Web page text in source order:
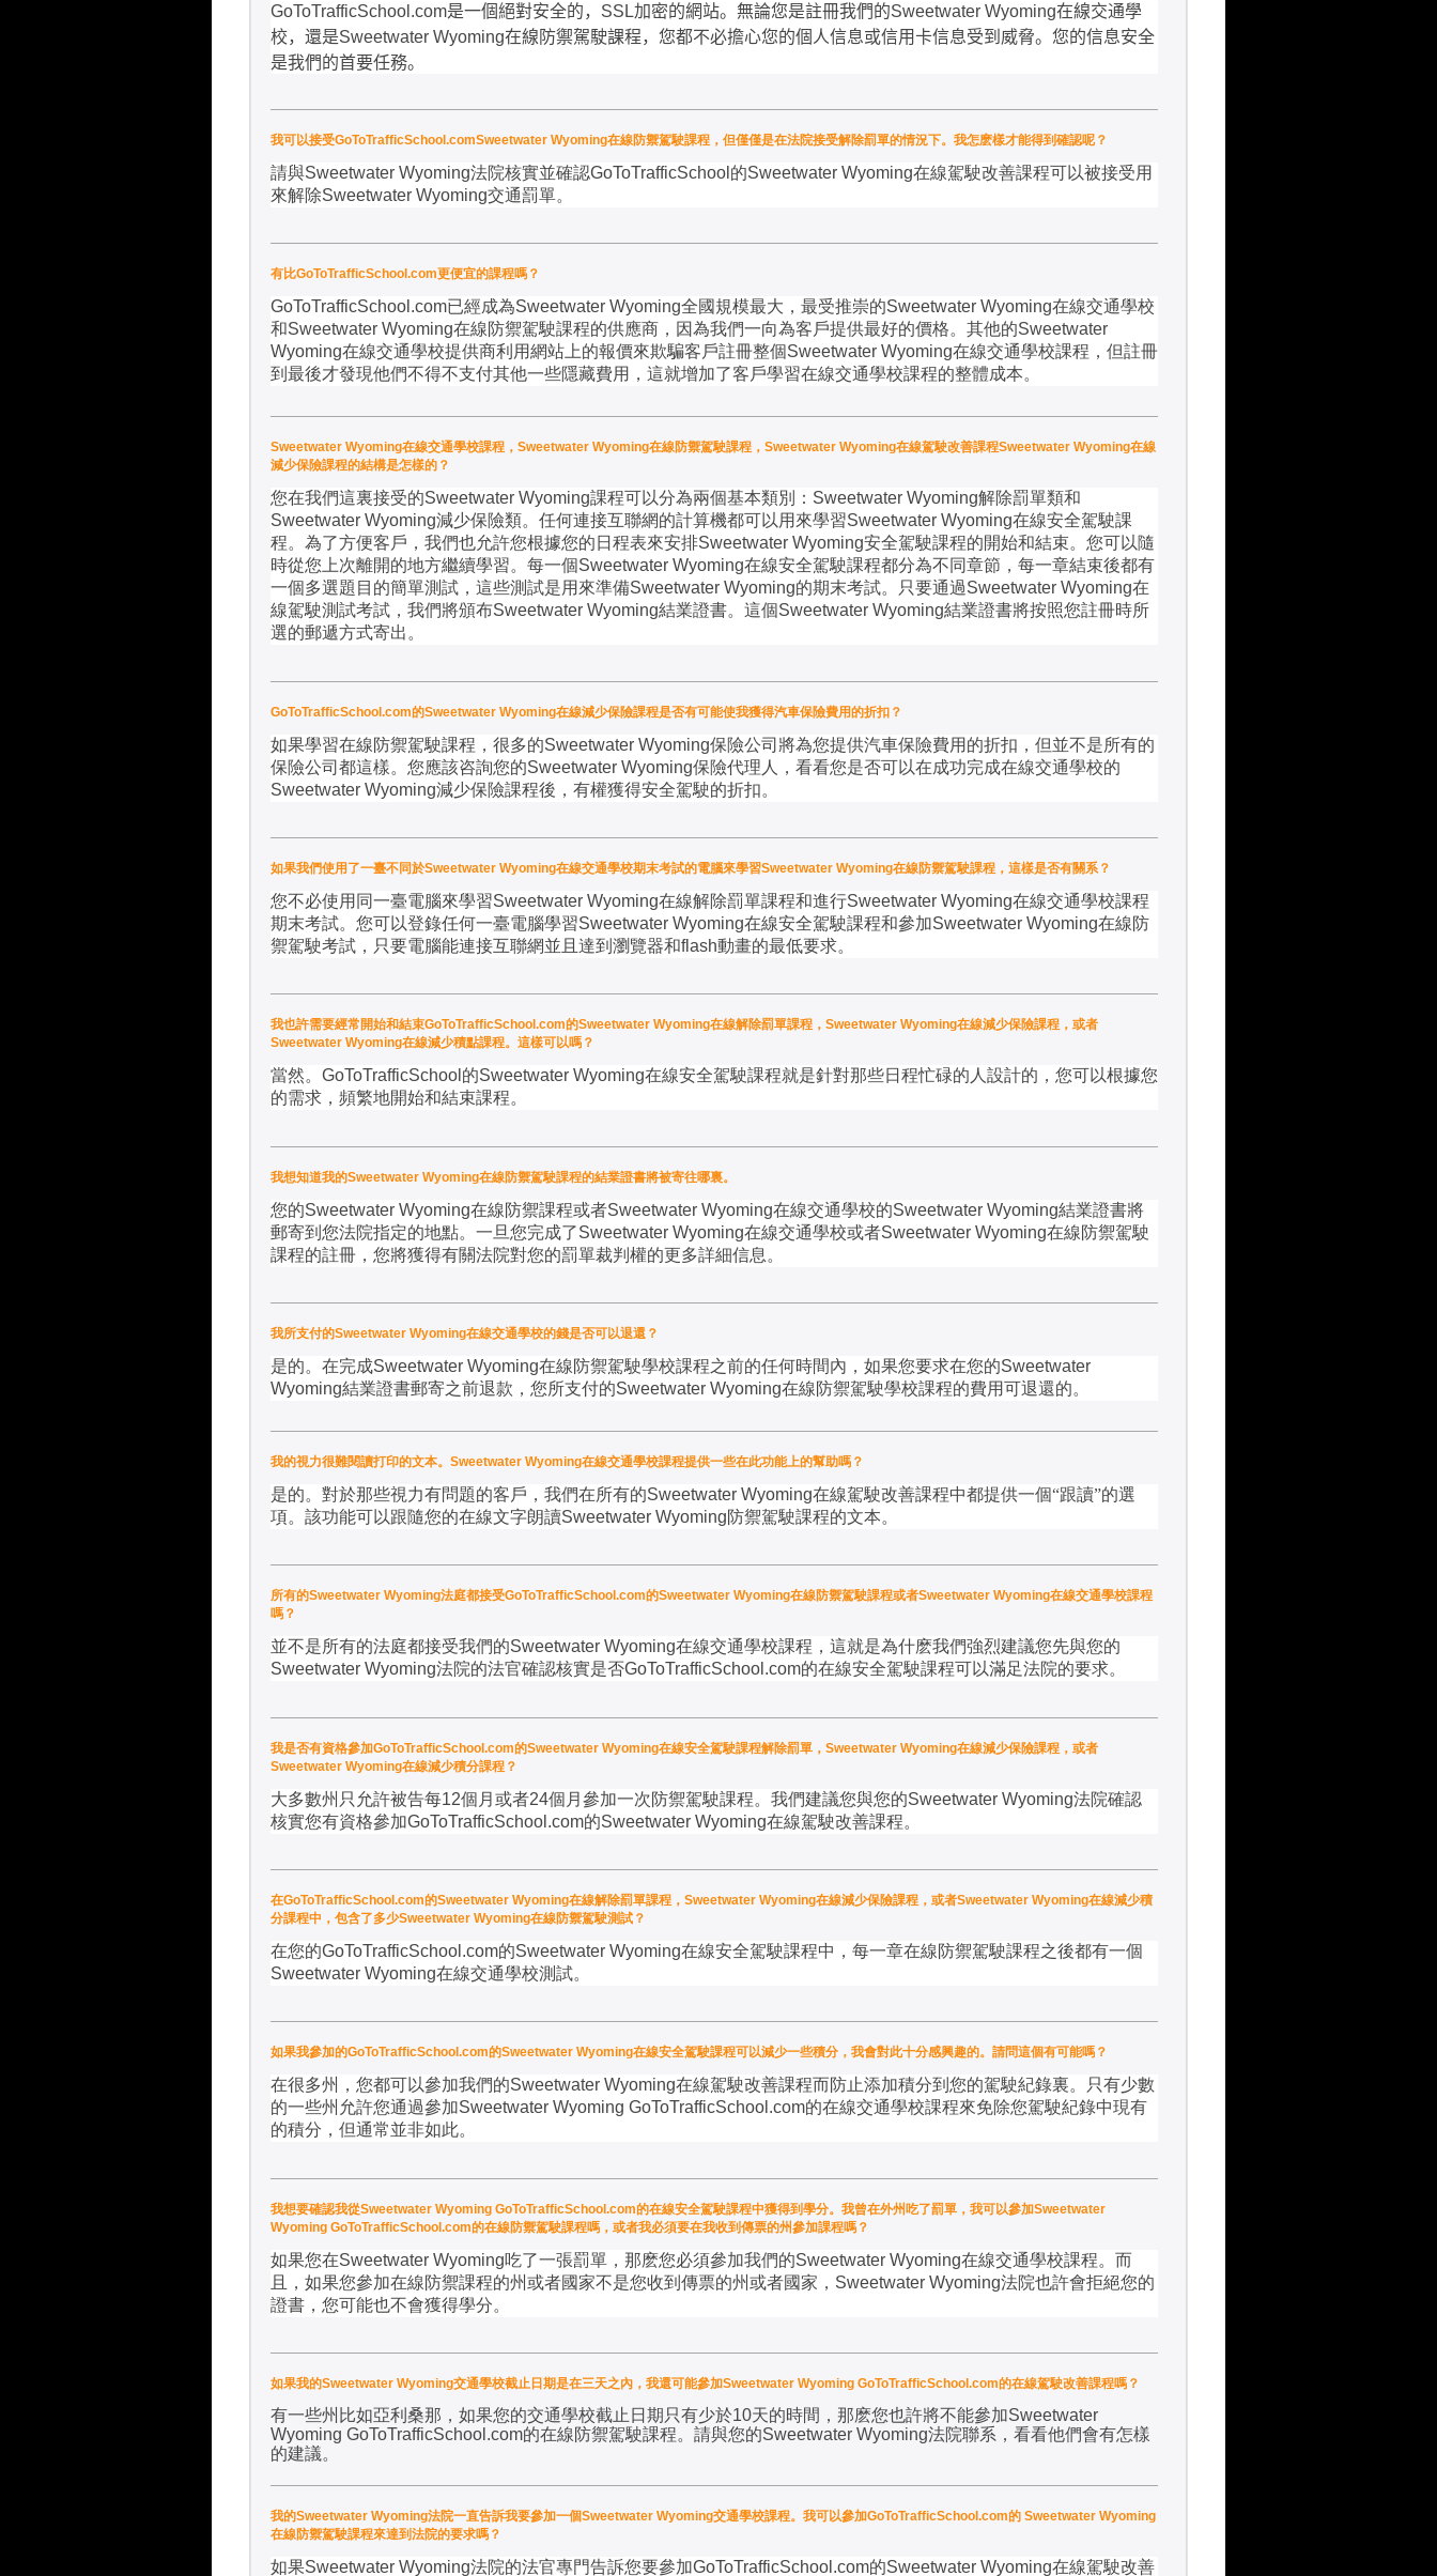
GoToTrafficSchool.com是一個絕對安全的， SSL加密的網站。無論您是註冊我們的Sweetwater Wyoming在線交通學
校，還是Sweetwater Wyoming在線防禦駕駛課程，您都不必擔心您的個人信息或信用卡信息受到威脅。您的信息安全
是我們的首要任務。
我可以接受GoToTrafficSchool.comSweetwater Wyoming在線防禦駕駛課程，但僅僅是在法院接受解除罰單的情況下。我怎麽樣才能得到確認呢？
請與Sweetwater Wyoming法院核實並確認GoToTrafficSchool 的Sweetwater Wyoming在線駕駛改善課程可以被接受用
來解除Sweetwater Wyoming交通罰單。
有比GoToTrafficSchool.com更便宜的課程嗎？
GoToTrafficSchool.com已經成為Sweetwater Wyoming全國規模最大，最受推崇的Sweetwater Wyoming在線交通學校
和Sweetwater Wyoming在線防禦駕駛課程的供應商，因為我們一向為客戶提供最好的價格。其他的Sweetwater
Wyoming在線交通學校提供商利用網站上的報價來欺騙客戶註冊整個Sweetwater Wyoming在線交通學校課程，但註冊
到最後才發現他們不得不支付其他一些隱藏費用，這就增加了客戶學習在線交通學校課程的整體成本。
Sweetwater Wyoming在線交通學校課程，Sweetwater Wyoming在線防禦駕駛課程，Sweetwater Wyoming在線駕駛改善課程Sweetwater Wyoming在線
減少保險課程的結構是怎樣的？
您在我們這裏接受的Sweetwater Wyoming課程可以分為兩個基本類別： Sweetwater Wyoming解除罰單類和
Sweetwater Wyoming減少保險類。任何連接互聯網的計算機都可以用來學習Sweetwater Wyoming在線安全駕駛課
程。為了方便客戶，我們也允許您根據您的日程表來安排Sweetwater Wyoming安全駕駛課程的開始和結束。您可以隨
時從您上次離開的地方繼續學習。每一個Sweetwater Wyoming在線安全駕駛課程都分為不同章節，每一章結束後都有
一個多選題目的簡單測試，這些測試是用來準備Sweetwater Wyoming的期末考試。只要通過Sweetwater Wyoming在
線駕駛測試考試，我們將頒布Sweetwater Wyoming結業證書。這個Sweetwater Wyoming結業證書將按照您註冊時所
選的郵遞方式寄出。
GoToTrafficSchool.com的Sweetwater Wyoming在線減少保險課程是否有可能使我獲得汽車保險費用的折扣？
如果學習在線防禦駕駛課程，很多的Sweetwater Wyoming保險公司將為您提供汽車保險費用的折扣，但並不是所有的
保險公司都這樣。您應該咨詢您的Sweetwater Wyoming保險代理人，看看您是否可以在成功完成在線交通學校的
Sweetwater Wyoming減少保險課程後，有權獲得安全駕駛的折扣。
如果我們使用了一臺不同於Sweetwater Wyoming在線交通學校期末考試的電腦來學習Sweetwater Wyoming在線防禦駕駛課程，這樣是否有關系？
您不必使用同一臺電腦來學習Sweetwater Wyoming在線解除罰單課程和進行Sweetwater Wyoming在線交通學校課程
期末考試。您可以登錄任何一臺電腦學習Sweetwater Wyoming在線安全駕駛課程和參加Sweetwater Wyoming在線防
禦駕駛考試，只要電腦能連接互聯網並且達到瀏覽器和flash動畫的最低要求。
我也許需要經常開始和結束GoToTrafficSchool.com的Sweetwater Wyoming在線解除罰單課程，Sweetwater Wyoming在線減少保險課程，或者
Sweetwater Wyoming在線減少積點課程。這樣可以嗎？
當然。 GoToTrafficSchool 的Sweetwater Wyoming在線安全駕駛課程就是針對那些日程忙碌的人設計的，您可以根據您
的需求，頻繁地開始和結束課程。
我想知道我的Sweetwater Wyoming在線防禦駕駛課程的結業證書將被寄往哪裏。
您的Sweetwater Wyoming在線防禦課程或者Sweetwater Wyoming在線交通學校的Sweetwater Wyoming結業證書將
郵寄到您法院指定的地點。一旦您完成了Sweetwater Wyoming在線交通學校或者Sweetwater Wyoming在線防禦駕駛
課程的註冊，您將獲得有關法院對您的罰單裁判權的更多詳細信息。
我所支付的Sweetwater Wyoming在線交通學校的錢是否可以退還？
是的。在完成Sweetwater Wyoming在線防禦駕駛學校課程之前的任何時間內，如果您要求在您的Sweetwater
Wyoming結業證書郵寄之前退款，您所支付的Sweetwater Wyoming在線防禦駕駛學校課程的費用可退還的。
我的視力很難閱讀打印的文本。Sweetwater Wyoming在線交通學校課程提供一些在此功能上的幫助嗎？
是的。對於那些視力有問題的客戶，我們在所有的Sweetwater Wyoming在線駕駛改善課程中都提供一個“跟讀”的選
項。該功能可以跟隨您的在線文字朗讀Sweetwater Wyoming防禦駕駛課程的文本。
所有的Sweetwater Wyoming法庭都接受GoToTrafficSchool.com的Sweetwater Wyoming在線防禦駕駛課程或者Sweetwater Wyoming在線交通學校課程
嗎？
並不是所有的法庭都接受我們的Sweetwater Wyoming在線交通學校課程，這就是為什麽我們強烈建議您先與您的
Sweetwater Wyoming法院的法官確認核實是否GoToTrafficSchool.com的在線安全駕駛課程可以滿足法院的要求。
我是否有資格參加GoToTrafficSchool.com的Sweetwater Wyoming在線安全駕駛課程解除罰單，Sweetwater Wyoming在線減少保險課程，或者
Sweetwater Wyoming在線減少積分課程？
大多數州只允許被告每12個月或者24個月參加一次防禦駕駛課程。我們建議您與您的Sweetwater Wyoming法院確認
核實您有資格參加GoToTrafficSchool.com的Sweetwater Wyoming在線駕駛改善課程。
在GoToTrafficSchool.com的Sweetwater Wyoming在線解除罰單課程，Sweetwater Wyoming在線減少保險課程，或者Sweetwater Wyoming在線減少積
分課程中，包含了多少Sweetwater Wyoming在線防禦駕駛測試？
在您的GoToTrafficSchool.com的Sweetwater Wyoming在線安全駕駛課程中，每一章在線防禦駕駛課程之後都有一個
Sweetwater Wyoming在線交通學校測試。
如果我參加的GoToTrafficSchool.com的Sweetwater Wyoming在線安全駕駛課程可以減少一些積分，我會對此十分感興趣的。請問這個有可能嗎？
在很多州，您都可以參加我們的Sweetwater Wyoming在線駕駛改善課程而防止添加積分到您的駕駛紀錄裏。只有少數
的一些州允許您通過參加Sweetwater Wyoming GoToTrafficSchool.com的在線交通學校課程來免除您駕駛紀錄中現有
的積分，但通常並非如此。
我想要確認我從Sweetwater Wyoming GoToTrafficSchool.com的在線安全駕駛課程中獲得到學分。我曾在外州吃了罰單，我可以參加Sweetwater
Wyoming GoToTrafficSchool.com的在線防禦駕駛課程嗎，或者我必須要在我收到傳票的州參加課程嗎？
如果您在Sweetwater Wyoming吃了一張罰單，那麽您必須參加我們的Sweetwater Wyoming在線交通學校課程。而
且，如果您參加在線防禦課程的州或者國家不是您收到傳票的州或者國家， Sweetwater Wyoming法院也許會拒絕您的
證書，您可能也不會獲得學分。
如果我的Sweetwater Wyoming交通學校截止日期是在三天之內，我還可能參加Sweetwater Wyoming GoToTrafficSchool.com的在線駕駛改善課程嗎？
有一些州比如亞利桑那，如果您的交通學校截止日期只有少於10天的時間，那麽您也許將不能參加Sweetwater
Wyoming GoToTrafficSchool.com的在線防禦駕駛課程。請與您的Sweetwater Wyoming法院聯系，看看他們會有怎樣
的建議。
我的Sweetwater Wyoming法院一直告訴我要參加一個Sweetwater Wyoming交通學校課程。我可以參加GoToTrafficSchool.com的 Sweetwater Wyoming
在線防禦駕駛課程來達到法院的要求嗎？
如果Sweetwater Wyoming法院的法官專門告訴您要參加GoToTrafficSchool.com的Sweetwater Wyoming在線駕駛改善